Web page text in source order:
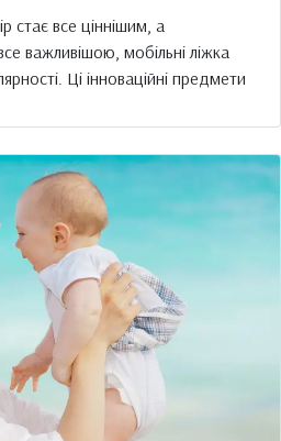
стає все ціннішим, а
важливішою, мобільні ліжка
Ці інноваційні предмети